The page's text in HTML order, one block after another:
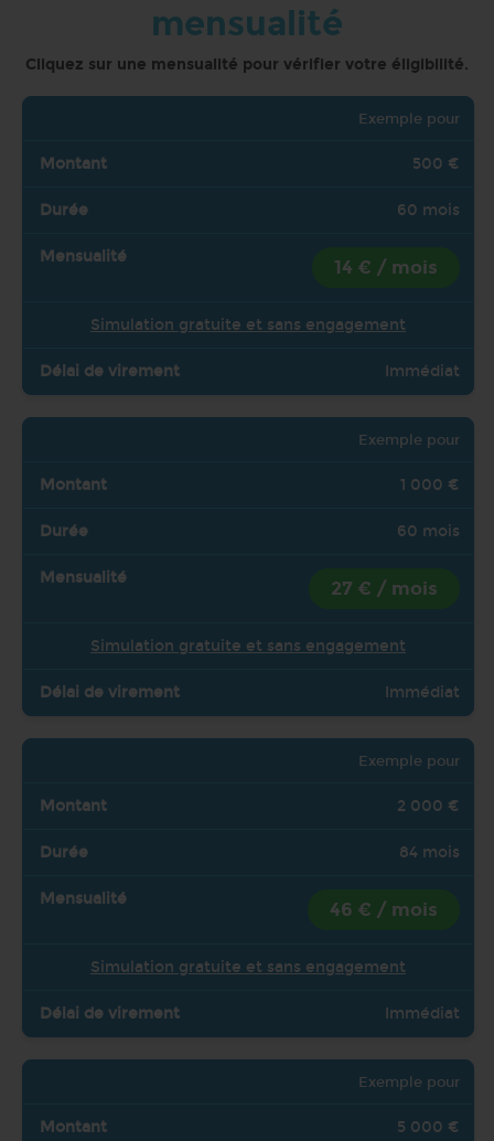
mensualité
Cliquez sur une mensualité pour vérifier votre éligibilité.
Exemple pour
500 €
60 mois
14 € / mois
Simulation gratuite et sans engagement
Immédiat
Exemple pour
1 000 €
60 mois
27 € / mois
Simulation gratuite et sans engagement
Immédiat
Exemple pour
2 000 €
84 mois
46 € / mois
Simulation gratuite et sans engagement
Immédiat
Exemple pour
5 000 €